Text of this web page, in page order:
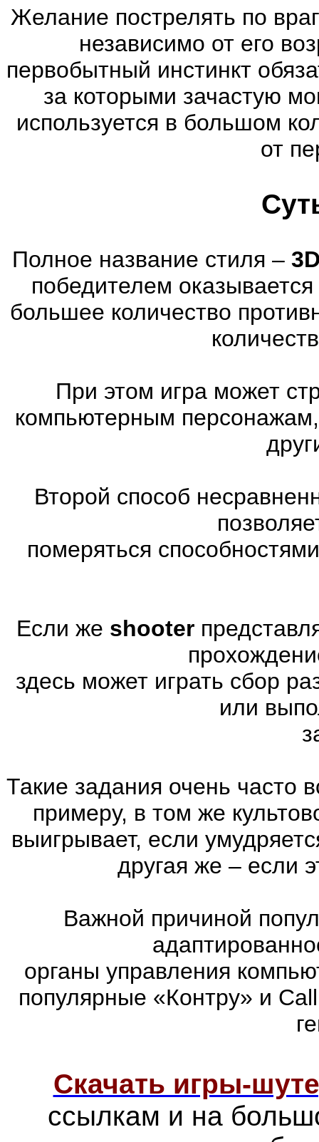
Желание пострелять по
независимо от его
первобытный инстинкт
за которыми зачастую
используется в большом
от
Полное название стиля –
победителем
большее количество
При этом игра может
компьютерным
Второй способ
померяться
Если же shooter
здесь может играть сбор
или
Такие задания очень часто
примеру, в том же
выигрывает, если
другая же – если
Важной причиной
органы управления
популярные «Контру» и
Скачать игры-
ссылкам и на